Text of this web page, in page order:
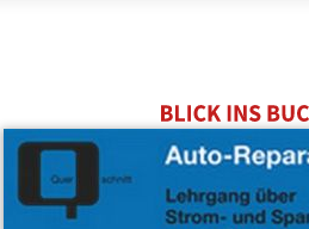
image in fullscreen